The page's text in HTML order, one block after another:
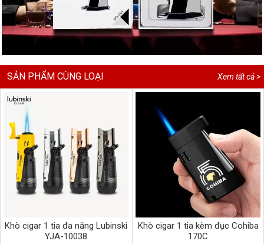
Xem tất cả >
SẢN PHẨM CÙNG LOẠI
Khò cigar 1 tia đa năng Lubinski
YJA-10038
Khò cigar 1 tia kèm đục Cohiba
170C